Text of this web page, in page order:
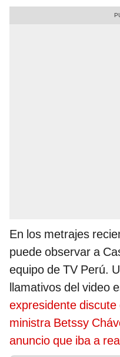
En los metrajes
puede observar a
equipo de TV Perú.
llamativos del video
expresidente
ministra Betssy
anuncio que iba a